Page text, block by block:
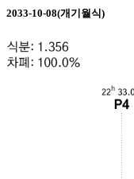
2033-10-08(개기월식)